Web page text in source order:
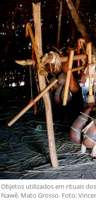
Objetos utilizados em rituais
Nawê, Mato Grosso. Foto: